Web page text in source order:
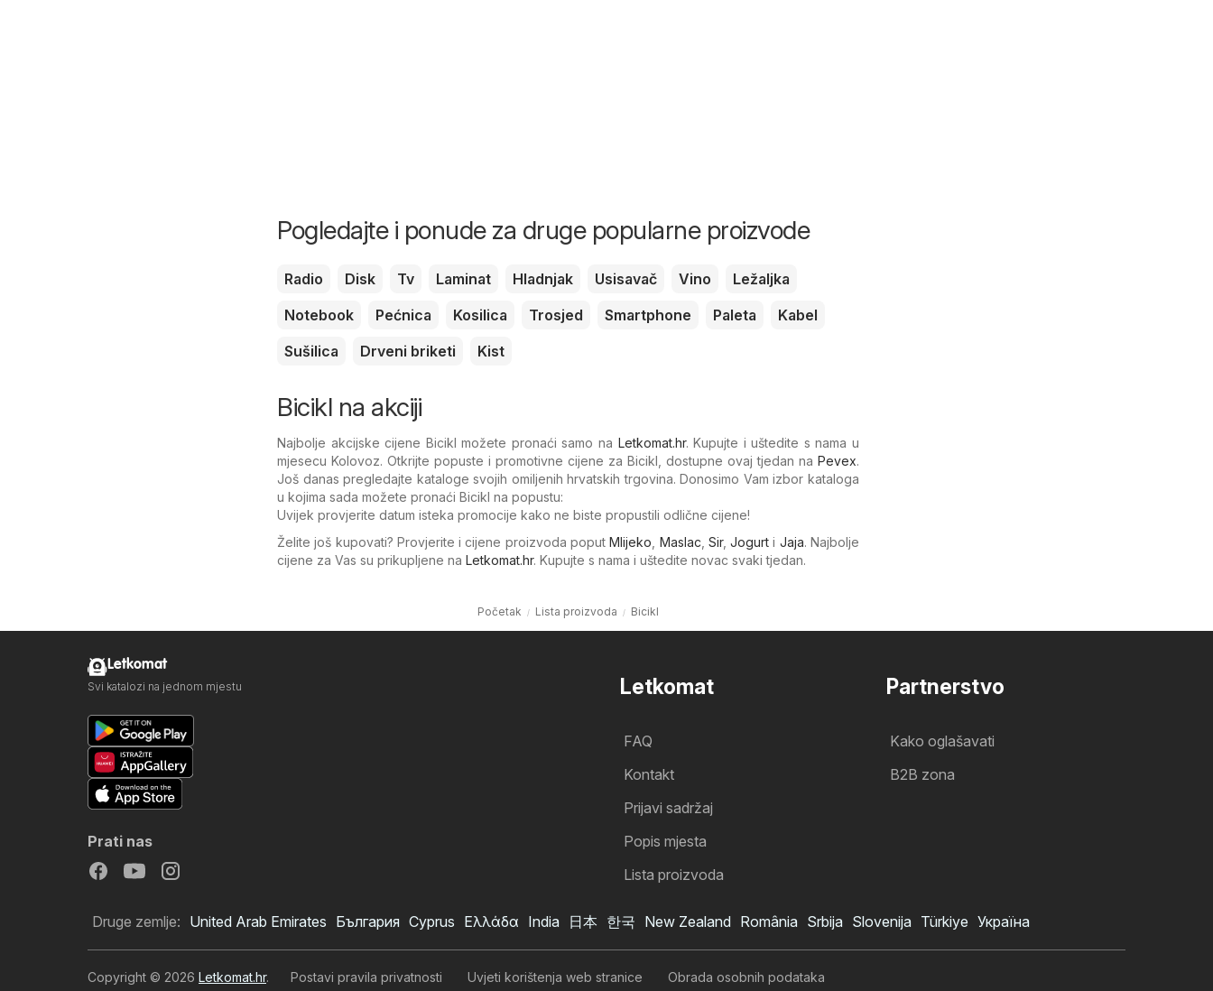
Pogledajte i ponude za druge popularne proizvode
Radio Disk Tv Laminat Hladnjak Usisavač Vino
Ležaljka
Notebook
Pećnica Kosilica Trosjed Smartphone Paleta
Kabel
Sušilica
Drveni briketi Kist
Bicikl na akciji
Najbolje akcijske cijene Bicikl možete pronaći samo na Letkomat.hr. Kupujte i uštedite s nama u
mjesecu Kolovoz. Otkrijte popuste i promotivne cijene za Bicikl, dostupne ovaj tjedan na Pevex.
Još danas pregledajte kataloge svojih omiljenih hrvatskih trgovina. Donosimo Vam izbor kataloga
u kojima sada možete pronaći Bicikl na popustu:
Uvijek provjerite datum isteka promocije kako ne biste propustili odlične cijene!
Želite još kupovati? Provjerite i cijene proizvoda poput Mlijeko, Maslac, Sir,Jogurt i Jaja. Najbolje
cijene za Vas su prikupljene na Letkomat.hr. Kupujte s nama i uštedite novac svaki tjedan.
Početak Lista proizvoda Bicikl
Letkomat
FAQ
Kontakt
Prijavi sadržaj
Popis mjesta
Lista proizvoda
Partnerstvo
Kako oglašavati
B2B zona
Letkomat
Svi katalozi na jednom mjestu
Prati nas
Druge zemlje: United Arab Emirates България Cyprus Ελλάδα India 日本 한국 New Zealand România Srbija Slovenija Türkiye Україна
Copyright © 2026 Letkomat.hr. Postavi pravila privatnosti Uvjeti korištenja web stranice Obrada osobnih podataka